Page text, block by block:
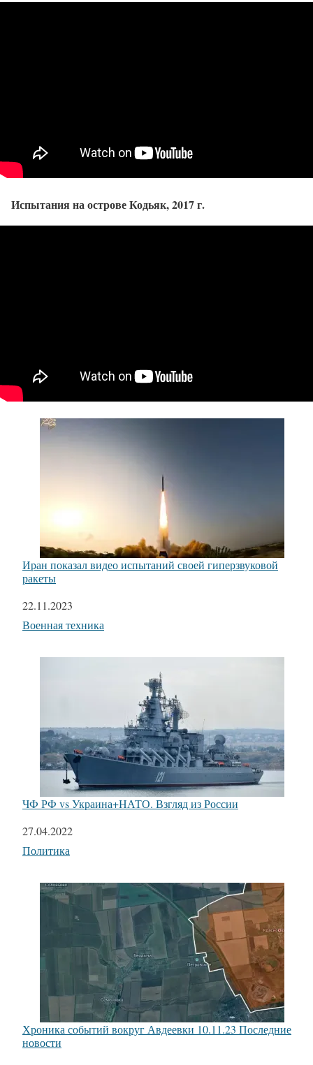
Испытания на острове Кодьяк, 2017 г.
Иран показал видео испытаний своей гиперзвуковой
ракеты
Дата
22.11.2023
Относится к
Военная техника
ЧФ РФ vs Украина+НАТО. Взгляд из России
Дата
27.04.2022
Относится к
Политика
Хроника событий вокруг Авдеевки 10.11.23 Последние
новости